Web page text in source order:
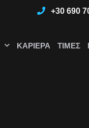
+30 690
ΚΑΡΙΈΡΑ ΤΙΜΈΣ